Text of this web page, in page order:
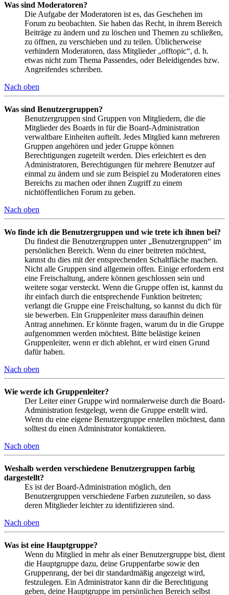
Was sind Moderatoren?
Die Aufgabe der Moderatoren ist es, das Geschehen im
Forum zu beobachten. Sie haben das Recht, in ihrem Bereich
Beiträge zu ändern und zu löschen und Themen zu schließen,
zu öffnen, zu verschieben und zu teilen. Üblicherweise
verhindern Moderatoren, dass Mitglieder „offtopic“, d. h.
etwas nicht zum Thema Passendes, oder Beleidigendes bzw.
Angreifendes schreiben.
Nach oben
Was sind Benutzergruppen?
Benutzergruppen sind Gruppen von Mitgliedern, die die
Mitglieder des Boards in für die Board-Administration
verwaltbare Einheiten aufteilt. Jedes Mitglied kann mehreren
Gruppen angehören und jeder Gruppe können
Berechtigungen zugeteilt werden. Dies erleichtert es den
Administratoren, Berechtigungen für mehrere Benutzer auf
einmal zu ändern und sie zum Beispiel zu Moderatoren eines
Bereichs zu machen oder ihnen Zugriff zu einem
nichtöffentlichen Forum zu geben.
Nach oben
Wo finde ich die Benutzergruppen und wie trete ich ihnen bei?
Du findest die Benutzergruppen unter „Benutzergruppen“ im
persönlichen Bereich. Wenn du einer beitreten möchtest,
kannst du dies mit der entsprechenden Schaltfläche machen.
Nicht alle Gruppen sind allgemein offen. Einige erfordern erst
eine Freischaltung, andere können geschlossen sein und
weitere sogar versteckt. Wenn die Gruppe offen ist, kannst du
ihr einfach durch die entsprechende Funktion beitreten;
verlangt die Gruppe eine Freischaltung, so kannst du dich für
sie bewerben. Ein Gruppenleiter muss daraufhin deinen
Antrag annehmen. Er könnte fragen, warum du in die Gruppe
aufgenommen werden möchtest. Bitte belästige keinen
Gruppenleiter, wenn er dich ablehnt, er wird einen Grund
dafür haben.
Nach oben
Wie werde ich Gruppenleiter?
Der Leiter einer Gruppe wird normalerweise durch die Board-
Administration festgelegt, wenn die Gruppe erstellt wird.
Wenn du eine eigene Benutzergruppe erstellen möchtest, dann
solltest du einen Administrator kontaktieren.
Nach oben
Weshalb werden verschiedene Benutzergruppen farbig
dargestellt?
Es ist der Board-Administration möglich, den
Benutzergruppen verschiedene Farben zuzuteilen, so dass
deren Mitglieder leichter zu identifizieren sind.
Nach oben
Was ist eine Hauptgruppe?
Wenn du Mitglied in mehr als einer Benutzergruppe bist, dient
die Hauptgruppe dazu, deine Gruppenfarbe sowie den
Gruppenrang, der bei dir standardmäßig angezeigt wird,
festzulegen. Ein Administrator kann dir die Berechtigung
geben, deine Hauptgruppe im persönlichen Bereich selbst